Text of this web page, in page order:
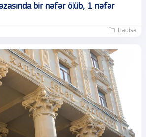
bir nəfər ölüb, 1 nəfər
Hadisə